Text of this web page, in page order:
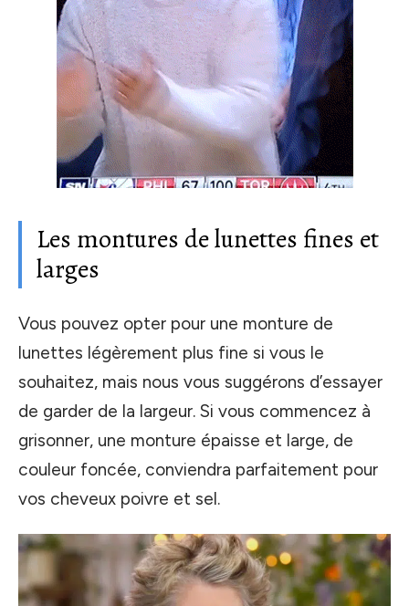
Les montures de lunettes fines et
larges
Vous pouvez opter pour une monture de
lunettes légèrement plus fine si vous le
souhaitez, mais nous vous suggérons d’essayer
de garder de la largeur. Si vous commencez à
grisonner, une monture épaisse et large, de
couleur foncée, conviendra parfaitement pour
vos cheveux poivre et sel.